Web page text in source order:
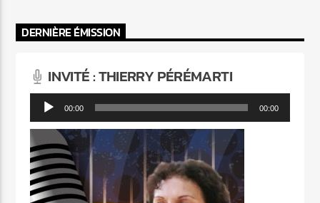
DERNIÈRE ÉMISSION
INVITÉ : THIERRY PÉRÉMARTI
Lecteur 00:00 00:00